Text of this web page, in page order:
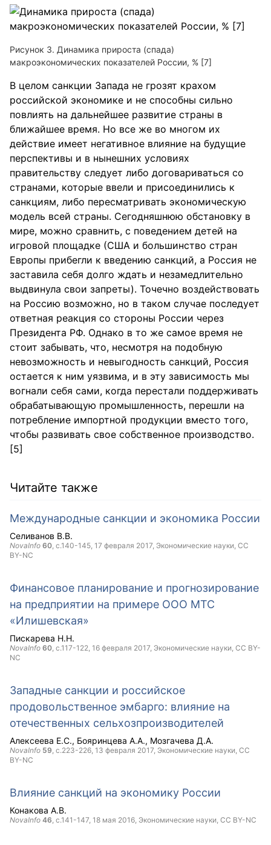
Рисунок 3. Динамика прироста (спада)
макроэкономических показателей России, % [7]
В целом санкции Запада не грозят крахом
российской экономике и не способны сильно
повлиять на дальнейшее развитие страны в
ближайшее время. Но все же во многом их
действие имеет негативное влияние на будущие
перспективы и в нынешних условиях
правительству следует либо договариваться со
странами, которые ввели и присоединились к
санкциям, либо пересматривать экономическую
модель всей страны. Сегодняшнюю обстановку в
мире, можно сравнить, с поведением детей на
игровой площадке (США и большинство стран
Европы прибегли к введению санкций, а Россия не
заставила себя долго ждать и незамедлительно
выдвинула свои запреты). Точечно воздействовать
на Россию возможно, но в таком случае последует
ответная реакция со стороны России через
Президента РФ. Однако в то же самое время не
стоит забывать, что, несмотря на подобную
невозможность и невыгодность санкций, Россия
остается к ним уязвима, и в эту зависимость мы
вогнали себя сами, когда перестали поддерживать
обрабатывающую промышленность, перешли на
потребление импортной продукции вместо того,
чтобы развивать свое собственное производство.
[5]
Читайте также
Международные санкции и экономика России
Селиванов В.В.
NovaInfo 60 , с.140-145, 17 февраля 2017 , Экономические науки, CC
BY-NC
Финансовое планирование и прогнозирование
на предприятии на примере ООО МТС
«Илишевская»
Пискарева Н.Н.
NovaInfo 60 , с.117-122, 16 февраля 2017 , Экономические науки, CC BY-
NC
Западные санкции и российское
продовольственное эмбарго: влияние на
отечественных сельхозпроизводителей
Алексеева Е.С. Бояринцева А.А. Мозгачева Д.А.
NovaInfo 59 , с.223-226, 13 февраля 2017 , Экономические науки, CC
BY-NC
Влияние санкций на экономику России
Конакова А.В.
NovaInfo 46 , с.141-147, 18 мая 2016 , Экономические науки, CC BY-NC